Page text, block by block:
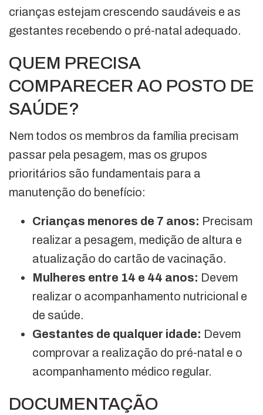
crianças estejam crescendo saudáveis e as
gestantes recebendo o pré-natal adequado.
QUEM PRECISA
COMPARECER AO POSTO DE
SAÚDE?
Nem todos os membros da família precisam
passar pela pesagem, mas os grupos
prioritários são fundamentais para a
manutenção do benefício:
Crianças menores de 7 anos: Precisam
realizar a pesagem, medição de altura e
atualização do cartão de vacinação.
Mulheres entre 14 e 44 anos: Devem
realizar o acompanhamento nutricional e
de saúde.
Gestantes de qualquer idade: Devem
comprovar a realização do pré-natal e o
acompanhamento médico regular.
DOCUMENTAÇÃO